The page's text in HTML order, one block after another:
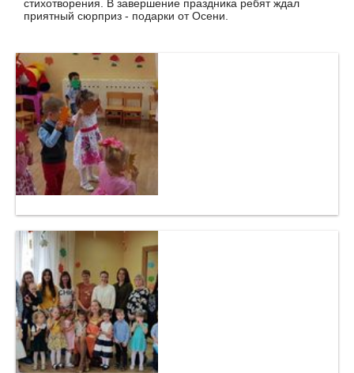
стихотворения. В завершение праздника ребят ждал
приятный сюрприз - подарки от Осени.